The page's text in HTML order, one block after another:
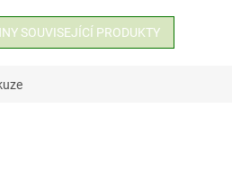
SOUVISEJÍCÍ PRODUKTY